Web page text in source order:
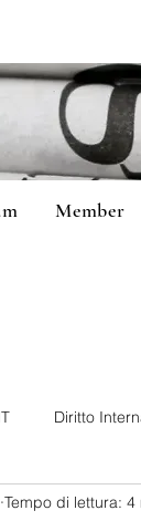
Member
Diritto
America-Latina
Tempo di lettura: 4